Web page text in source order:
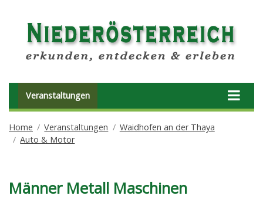
Veranstaltungen
Home Veranstaltungen
Waidhofen an der Thaya
Auto & Motor
Männer Metall Maschinen